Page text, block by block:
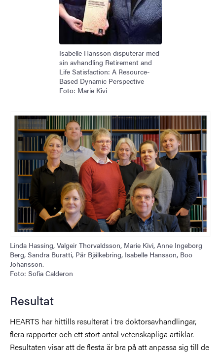
Isabelle Hansson disputerar med
sin avhandling Retirement and
Life Satisfaction: A Resource-
Based Dynamic Perspective
Foto: Marie Kivi
Linda Hassing, Valgeir Thorvaldsson, Marie Kivi, Anne Ingeborg
Berg, Sandra Buratti, Pär Bjälkebring, Isabelle Hansson, Boo
Johansson.
Foto: Sofia Calderon
Resultat
HEARTS har hittills resulterat i tre doktorsavhandlingar,
flera rapporter och ett stort antal vetenskapliga artiklar.
Resultaten visar att de flesta är bra på att anpassa sig till de